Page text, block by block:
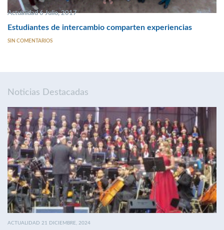
Actualidad 6 Julio, 2017
Estudiantes de intercambio comparten experiencias
SIN COMENTARIOS
Noticias Destacadas
ACTUALIDAD 21 DICIEMBRE, 2024